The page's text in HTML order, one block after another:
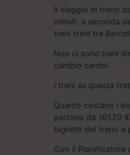
Il viaggio in treno
minuti, a seconda
treni treni tra
Non ci sono treni
cambio cambi.
I treni su questa
Quanto costano i
partono da 161.20
biglietti del treno a
Con il Pianificatore